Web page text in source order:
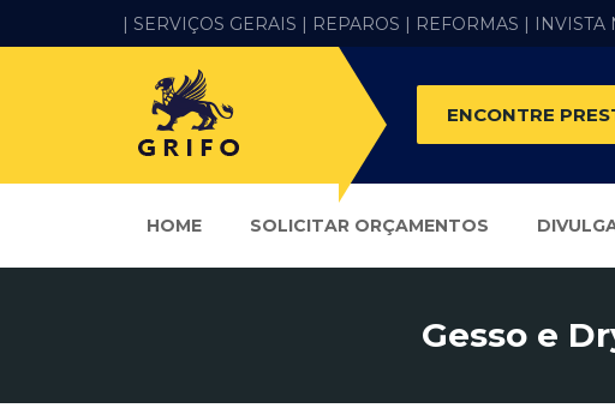
| SERVIÇOS GERAIS | REPAROS | REFORMAS | INVISTA
ENCONTRE
HOME SOLICITAR ORÇAMENTOS
Gesso e